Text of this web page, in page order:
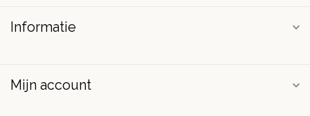
Informatie
Mijn account